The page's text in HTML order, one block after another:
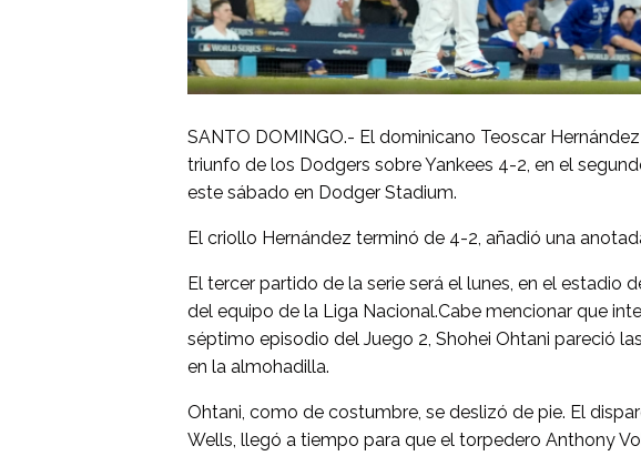
SANTO DOMINGO.- El dominicano Teoscar
triunfo de los Dodgers sobre Yankees 4-2, en el
este sábado en Dodger Stadium.
El criollo Hernández terminó de 4-2, añadió una
El tercer partido de la serie será el lunes, en el estadio
del equipo de la Liga Nacional.Cabe mencionar que
séptimo episodio del Juego 2, Shohei Ohtani pareció
en la almohadilla.
Ohtani, como de costumbre, se deslizó de pie. El
Wells, llegó a tiempo para que el torpedero Anthony